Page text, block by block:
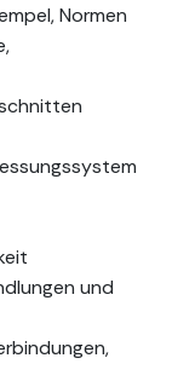
Normen
und